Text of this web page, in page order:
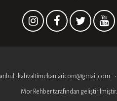
• kahvaltimekanlaricom@gmail.com
Mor Rehbertarafından geliştirilmiştir.